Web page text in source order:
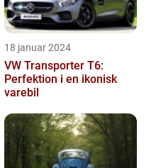
18 januar 2024
VW Transporter T6:
Perfektion i en ikonisk
varebil